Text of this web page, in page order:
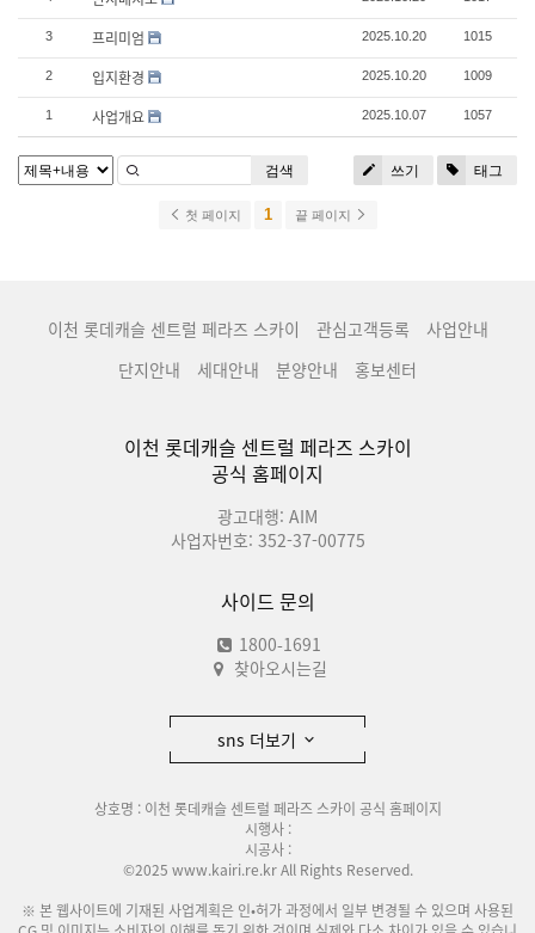
3 프리미엄 2025.10.20 1015
2 입지환경 2025.10.20 1009
1 사업개요 2025.10.07 1057
쓰기 태그
검색
첫 페이지 1 끝 페이지
이천 롯데캐슬 센트럴 페라즈 스카이 관심고객등록
사업안내
단지안내
세대안내 분양안내 홍보센터
이천 롯데캐슬 센트럴 페라즈 스카이
공식 홈페이지
광고대행: AIM
사업자번호: 352-37-00775
사이드 문의
1800-1691
찾아오시는길
sns 더보기
상호명 : 이천 롯데캐슬 센트럴 페라즈 스카이 공식 홈페이지
시행사 :
시공사 :
©2025 www.kairi.re.kr All Rights Reserved.
※ 본 웹사이트에 기재된 사업계획은 인•허가 과정에서 일부 변경될 수 있으며 사용된